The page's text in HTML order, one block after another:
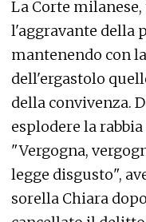
La Corte
l'aggravante della
mantenendo con
dell'ergastolo
della convivenza.
esplodere la
"Vergogna,
legge disgusto",
sorella Chiara